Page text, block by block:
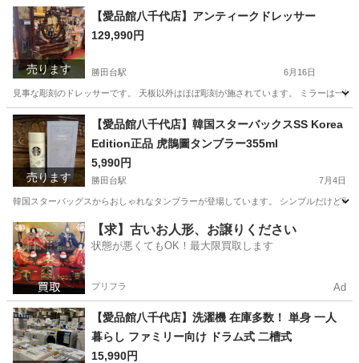
売ります
【愛品館八千代店】アンティークドレッサー
129,990円
勝田台駅 6月16日
見事な彫刻のドレッサーです。 天板以外はほぼ彫刻が施されています。 ミラーは一
千葉 八千代市 勝田台駅 ドレッサー 商品
売ります
【愛品館八千代店】韓国スターバックスSS Korea
Edition正品 虎鵲圖タンブラー355ml
5,990円
勝田台駅 7月4日
韓国スターバッグスからおしゃれなタンブラーが登場しています。 シンプルだけど
千葉 八千代市 勝田台駅 食器 商品
【求】古いお人形、お譲りください
状態が悪くてもOK！最大限買取します
プリフラ Ad
【愛品館八千代店】洗濯機 在庫多数！ 単身 一人
暮らし ファミリー向け ドラム式 二槽式
15,990円